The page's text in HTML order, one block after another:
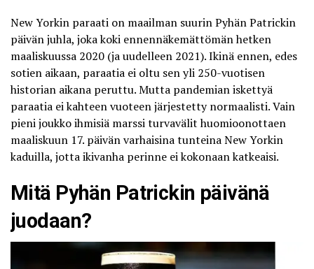
New Yorkin paraati on maailman suurin Pyhän Patrickin
päivän juhla, joka koki ennennäkemättömän hetken
maaliskuussa 2020 (ja uudelleen 2021). Ikinä ennen, edes
sotien aikaan, paraatia ei oltu sen yli 250-vuotisen
historian aikana peruttu. Mutta pandemian iskettyä
paraatia ei kahteen vuoteen järjestetty normaalisti. Vain
pieni joukko ihmisiä marssi turvavälit huomioonottaen
maaliskuun 17. päivän varhaisina tunteina New Yorkin
kaduilla, jotta ikivanha perinne ei kokonaan katkeaisi.
Mitä Pyhän Patrickin päivänä
juodaan?